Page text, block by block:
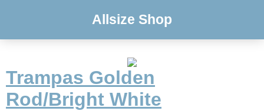
Allsize Shop
Trampas Golden
Rod/Bright White